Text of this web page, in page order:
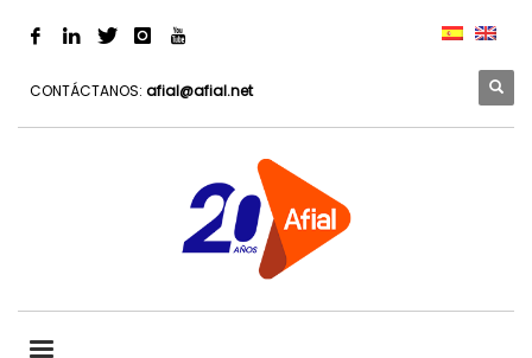
CONTÁCTANOS: afial@afial.net